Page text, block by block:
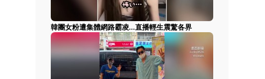
韓團女粉遭集體網路霸凌...直播輕生震驚各界